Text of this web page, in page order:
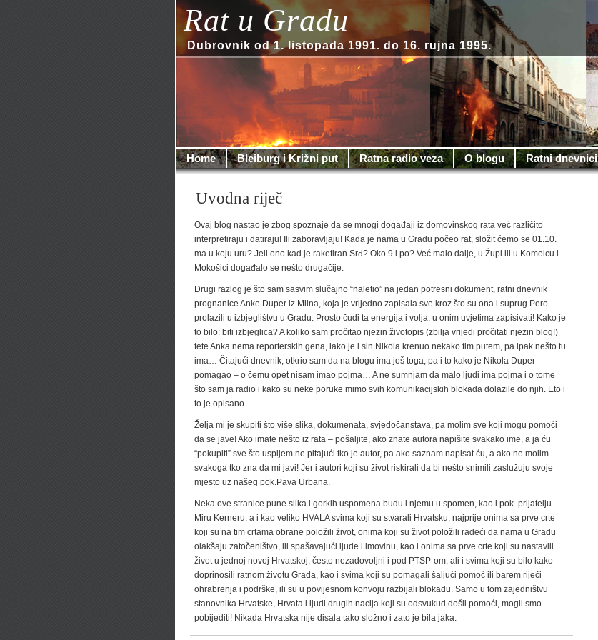
Rat u Gradu
Dubrovnik od 1. listopada 1991. do 16. rujna 1995.
Home Bleiburg i Križni put Ratna radio veza O blogu Ratni dnevnici
Uvodna riječ
Ovaj blog nastao je zbog spoznaje da se mnogi događaji iz domovinskog rata već različito
interpretiraju i datiraju! Ili zaboravljaju! Kada je nama u Gradu počeo rat, složit ćemo se 01.10.
ma u koju uru? Jeli ono kad je raketiran Srđ? Oko 9 i po? Već malo dalje, u Župi ili u Komolcu i
Mokošici događalo se nešto drugačije.
Drugi razlog je što sam sasvim slučajno “naletio” na jedan potresni dokument, ratni dnevnik
prognanice Anke Duper iz Mlina, koja je vrijedno zapisala sve kroz što su ona i suprug Pero
prolazili u izbjeglištvu u Gradu. Prosto čudi ta energija i volja, u onim uvjetima zapisivati! Kako je
to bilo: biti izbjeglica? A koliko sam pročitao njezin životopis (zbilja vrijedi pročitati njezin blog!)
tete Anka nema reporterskih gena, iako je i sin Nikola krenuo nekako tim putem, pa ipak nešto tu
ima… Čitajući dnevnik, otkrio sam da na blogu ima još toga, pa i to kako je Nikola Duper
pomagao – o čemu opet nisam imao pojma… A ne sumnjam da malo ljudi ima pojma i o tome
što sam ja radio i kako su neke poruke mimo svih komunikacijskih blokada dolazile do njih. Eto i
to je opisano…
Želja mi je skupiti što više slika, dokumenata, svjedočanstava, pa molim sve koji mogu pomoći
da se jave! Ako imate nešto iz rata – pošaljite, ako znate autora napišite svakako ime, a ja ću
“pokupiti” sve što uspijem ne pitajući tko je autor, pa ako saznam napisat ću, a ako ne molim
svakoga tko zna da mi javi! Jer i autori koji su život riskirali da bi nešto snimili zaslužuju svoje
mjesto uz našeg pok.Pava Urbana.
Neka ove stranice pune slika i gorkih uspomena budu i njemu u spomen, kao i pok. prijatelju
Miru Kerneru, a i kao veliko HVALA svima koji su stvarali Hrvatsku, najprije onima sa prve crte
koji su na tim crtama obrane položili život, onima koji su život položili radeći da nama u Gradu
olakšaju zatočeništvo, ili spašavajući ljude i imovinu, kao i onima sa prve crte koji su nastavili
život u jednoj novoj Hrvatskoj, često nezadovoljni i pod PTSP-om, ali i svima koji su bilo kako
doprinosili ratnom životu Grada, kao i svima koji su pomagali šaljući pomoć ili barem riječi
ohrabrenja i podrške, ili su u povijesnom konvoju razbijali blokadu. Samo u tom zajedništvu
stanovnika Hrvatske, Hrvata i ljudi drugih nacija koji su odsvukud došli pomoći, mogli smo
pobijediti! Nikada Hrvatska nije disala tako složno i zato je bila jaka.